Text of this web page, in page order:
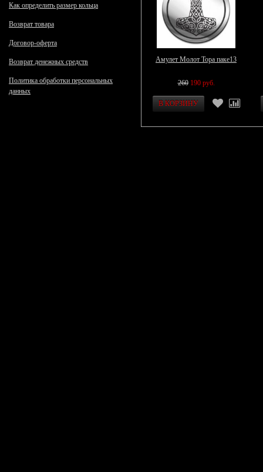
Как определить размер кольца
Возврат товара
Договор-оферта
Возврат денежных средств
Политика обработки персональных
данных
Амулет Молот Тора паке13
260 190 руб.